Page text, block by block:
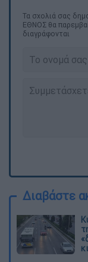
Τα σχολιά σας
ΕΘΝΟΣ θα
διαγράφονται
Διαβάστε